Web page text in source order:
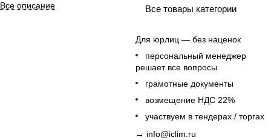
климата.
Все описание Все товары категории
Для юрлиц — без наценок
персональный менеджер
решает все вопросы
грамотные документы
возмещение НДС 22%
участвуем в тендерах / торгах
→ info@iclim.ru